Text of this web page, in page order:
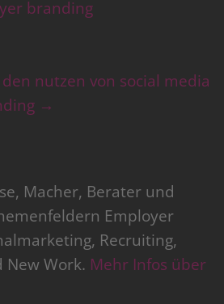
branding
nutzen von social media
→
Macher, Berater und
Employer
Recruiting,
New Work. Mehr Infos über